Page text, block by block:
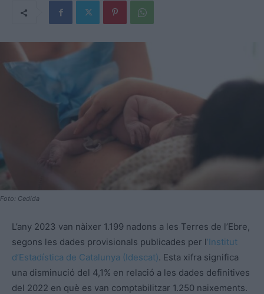
Foto: Cedida
L’any 2023 van nàixer 1.199 nadons a les Terres de l’Ebre,
segons les dades provisionals publicades per l’Institut
d’Estadística de Catalunya (Idescat). Esta xifra significa
una disminució del 4,1% en relació a les dades definitives
del 2022 en què es van comptabilitzar 1.250 naixements.